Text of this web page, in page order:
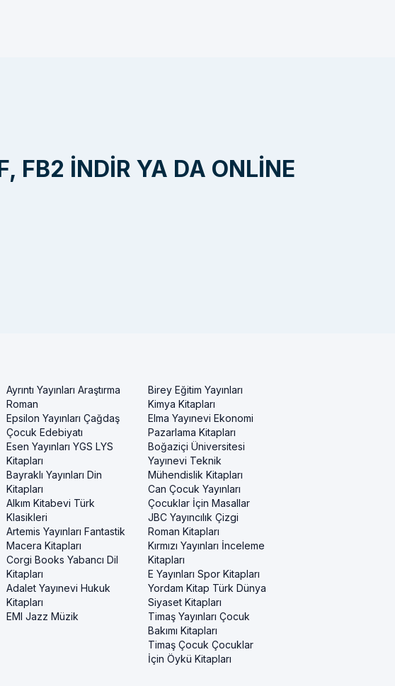
FB2 INDIR YA DA ONLINE
Ayrıntı Yayınları Araştırma
Roman
Epsilon Yayınları Çağdaş
Çocuk Edebiyatı
Esen Yayınları YGS LYS
Kitapları
Bayraklı Yayınları Din
Kitapları
Alkım Kitabevi Türk
Klasikleri
Artemis Yayınları Fantastik
Macera Kitapları
Corgi Books Yabancı Dil
Kitapları
Adalet Yayınevi Hukuk
Kitapları
EMI Jazz Müzik
Birey Eğitim Yayınları
Kimya Kitapları
Elma Yayınevi Ekonomi
Pazarlama Kitapları
Boğaziçi Üniversitesi
Yayınevi Teknik
Mühendislik Kitapları
Can Çocuk Yayınları
Çocuklar İçin Masallar
JBC Yayıncılık Çizgi
Roman Kitapları
Kırmızı Yayınları İnceleme
Kitapları
E Yayınları Spor Kitapları
Yordam Kitap Türk Dünya
Siyaset Kitapları
Timaş Yayınları Çocuk
Bakımı Kitapları
Timaş Çocuk Çocuklar
İçin Öykü Kitapları